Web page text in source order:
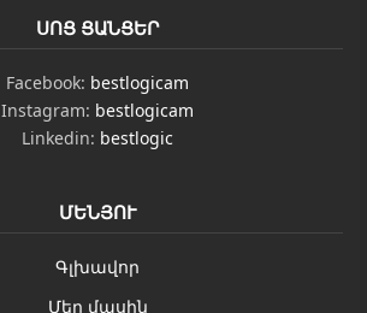
ՍՈՑ ՑԱՆՑԵՐ
Facebook: bestlogicam
Instagram: bestlogicam
Linkedin: bestlogic
ՄԵՆՅՈՒ
Գլխավոր
Մեր մասին